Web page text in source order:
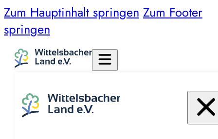
Zum Hauptinhalt springen Zum Footer
springen